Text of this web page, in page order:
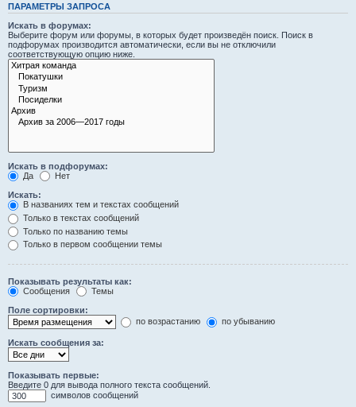
ПАРАМЕТРЫ ЗАПРОСА
Искать в форумах:
Выберите форум или форумы, в которых будет произведён поиск. Поиск в
подфорумах производится автоматически, если вы не отключили
соответствующую опцию ниже.
Искать в подфорумах:
Да
Нет
Искать:
В названиях тем и текстах сообщений
Только в текстах сообщений
Только по названию темы
Только в первом сообщении темы
Показывать результаты как:
Сообщения
Темы
Поле сортировки:
по возрастанию
по убыванию
Искать сообщения за:
Показывать первые:
Введите 0 для вывода полного текста сообщений.
символов сообщений